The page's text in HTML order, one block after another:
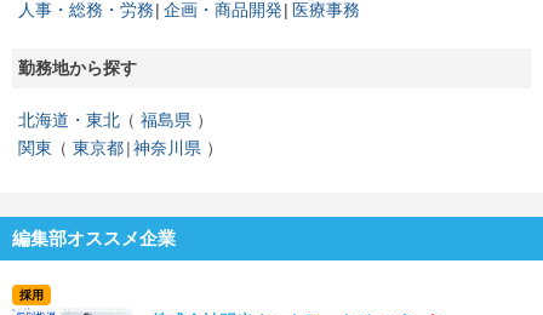
人事・総務・労務 企画・商品開発 医療事務
勤務地から探す
北海道・東北
福島県
関東
東京都 神奈川県
編集部オススメ企業
採用